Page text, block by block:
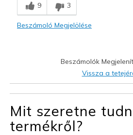
Comfortable
Feels true to width
9 3
Beszámoló Megjelölése
Beszámolók
Vissza a
Mit szeretne
termékről?